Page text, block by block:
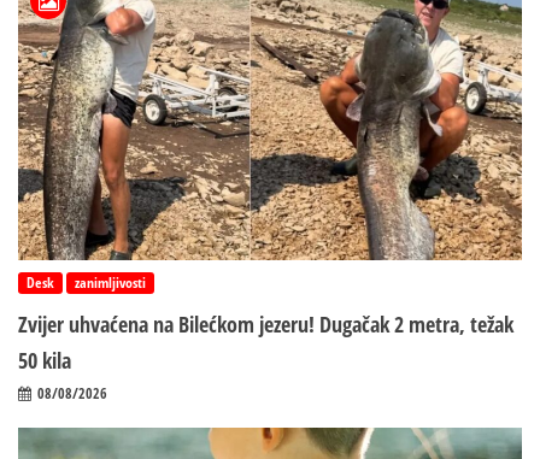
Desk zanimljivosti
Zvijer uhvaćena na Bilećkom jezeru! Dugačak 2 metra, težak
50 kila
08/08/2026